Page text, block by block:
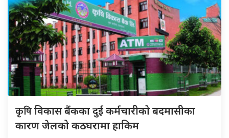
कृषिविकास बैंकका दुई कर्मचारीकाे बदमासीका
कारण जेलको कठघरामा हाकिम